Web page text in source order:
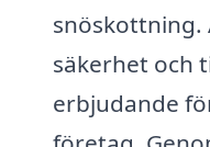
snöskottning.
säkerhet och
erbjudande